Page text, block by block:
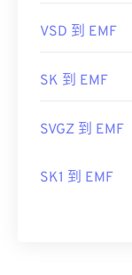
VSD 到 EMF
SK 到 EMF
SVGZ 到 EMF
SK1 到 EMF